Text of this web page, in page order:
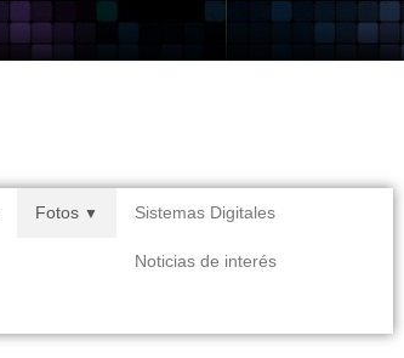
Fotos ▼ Sistemas Digitales
Noticias de interés